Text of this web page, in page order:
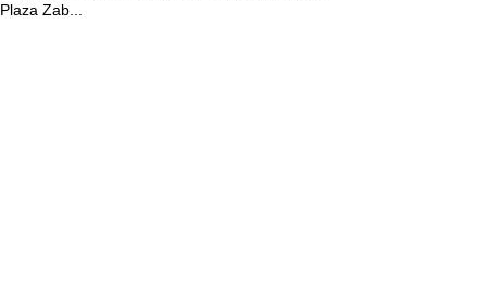
Plaza Zab...